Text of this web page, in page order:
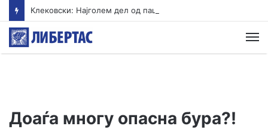
Доаѓа многу опасна бура?!